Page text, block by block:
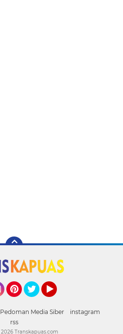
Pedoman Media Siber
instagram
rss
2026 Transkapuas.com